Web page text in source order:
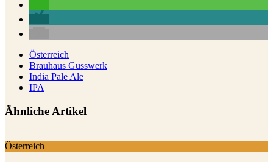
Österreich
Brauhaus Gusswerk
India Pale Ale
IPA
Ähnliche Artikel
Österreich